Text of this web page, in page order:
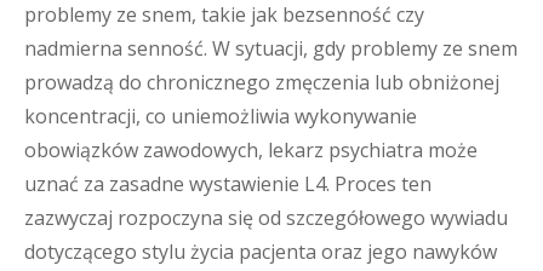
problemy ze snem, takie jak bezsenność czy
nadmierna senność. W sytuacji, gdy problemy ze snem
prowadzą do chronicznego zmęczenia lub obniżonej
koncentracji, co uniemożliwia wykonywanie
obowiązków zawodowych, lekarz psychiatra może
uznać za zasadne wystawienie L4. Proces ten
zazwyczaj rozpoczyna się od szczegółowego wywiadu
dotyczącego stylu życia pacjenta oraz jego nawyków